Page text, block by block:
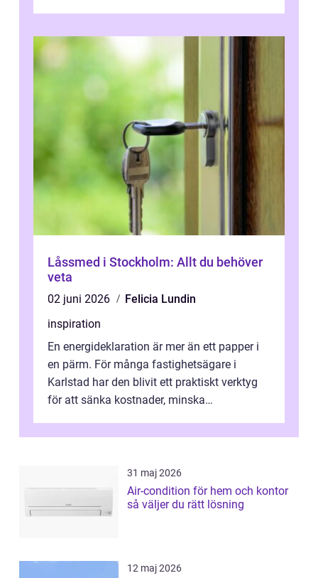
Låssmed i Stockholm: Allt du behöver
veta
02 juni 2026
Felicia Lundin
inspiration
En energideklaration är mer än ett papper i
en pärm. För många fastighetsägare i
Karlstad har den blivit ett praktiskt verktyg
för att sänka kostnader, minska
31 maj 2026
Air-condition för hem och kontor
så väljer du rätt lösning
12 maj 2026